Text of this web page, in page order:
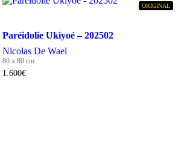
ORIGINAL
Paréidolie Ukiyoé – 202502
Nicolas De Wael
80 x 80 cm
1.600€